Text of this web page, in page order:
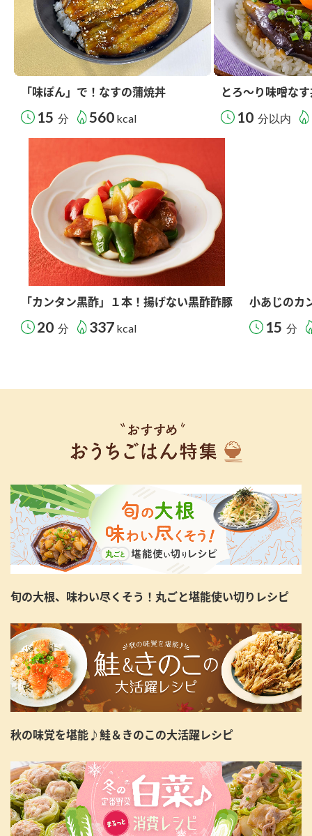
「味ぽん」で！なすの蒲焼丼
15 分 560 kcal
とろ～り味噌な
10 分以内
「カンタン黒酢」１本！揚げない黒酢酢豚
20 分 337 kcal
小あじのカ
15 分
旬の大根、味わい尽くそう！丸ごと堪能使い切りレシピ
秋の味覚を堪能♪鮭＆きのこの大活躍レシピ